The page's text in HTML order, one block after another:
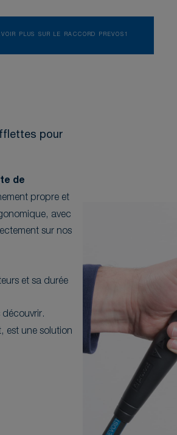
PLUS SUR LE RACCORD PREVOS1
pour
de
propre et
avec
sur nos
et sa durée
découvrir.
est une solution